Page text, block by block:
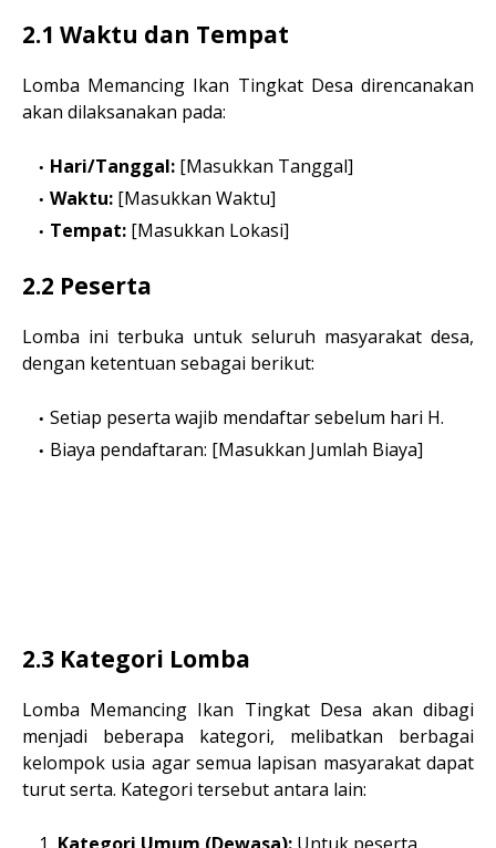
2.1 Waktu dan Tempat
Lomba Memancing Ikan Tingkat Desa direncanakan
akan dilaksanakan pada:
Hari/Tanggal: [Masukkan Tanggal]
Waktu: [Masukkan Waktu]
Tempat: [Masukkan Lokasi]
2.2 Peserta
Lomba ini terbuka untuk seluruh masyarakat desa,
dengan ketentuan sebagai berikut:
Setiap peserta wajib mendaftar sebelum hari H.
Biaya pendaftaran: [Masukkan Jumlah Biaya]
2.3 Kategori Lomba
Lomba Memancing Ikan Tingkat Desa akan dibagi
menjadi beberapa kategori, melibatkan berbagai
kelompok usia agar semua lapisan masyarakat dapat
turut serta. Kategori tersebut antara lain: